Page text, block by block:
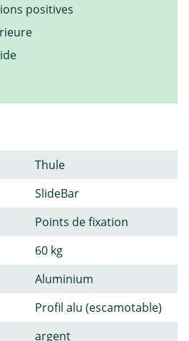
positives
Thule
SlideBar
Points de fixation
60 kg
Aluminium
Profil alu (escamotable)
argent